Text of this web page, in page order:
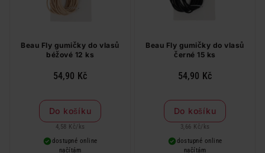
Beau Fly gumičky do vlasů
béžové 12 ks
54,90 Kč
Do košíku
4,58 Kč/ ks
dostupné online
načítám
Beau Fly gumičky do vlasů
černé 15 ks
54,90 Kč
Do košíku
3,66 Kč/ ks
dostupné online
načítám